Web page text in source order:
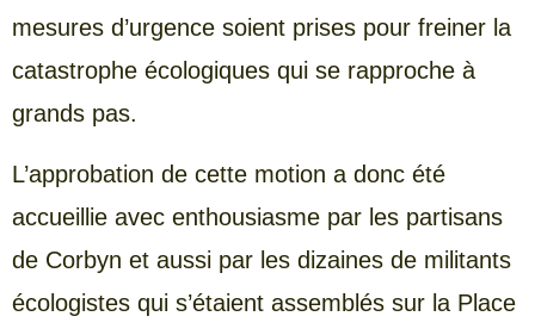
mesures d’urgence soient prises pour freiner la
catastrophe écologiques qui se rapproche à
grands pas.
L’approbation de cette motion a donc été
accueillie avec enthousiasme par les partisans
de Corbyn et aussi par les dizaines de militants
écologistes qui s’étaient assemblés sur la Place